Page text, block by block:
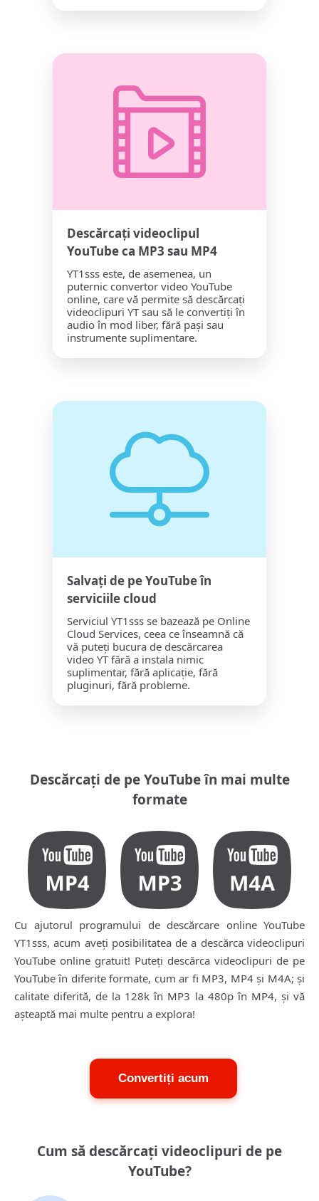
Descărcați videoclipul
YouTube ca MP3 sau MP4
YT1sss este, de asemenea, un
puternic convertor video YouTube
online, care vă permite să descărcați
videoclipuri YT sau să le convertiți în
audio în mod liber, fără pași sau
instrumente suplimentare.
Salvați de pe YouTube în
serviciile cloud
Serviciul YT1sss se bazează pe Online
Cloud Services, ceea ce înseamnă că
vă puteți bucura de descărcarea
video YT fără a instala nimic
suplimentar, fără aplicație, fără
pluginuri, fără probleme.
Descărcați de pe YouTube în mai multe
formate
Cu ajutorul programului de descărcare online YouTube
YT1sss, acum aveți posibilitatea de a descărca videoclipuri
YouTube online gratuit! Puteți descărca videoclipuri de pe
YouTube în diferite formate, cum ar fi MP3, MP4 și M4A; și
calitate diferită, de la 128k în MP3 la 480p în MP4, și vă
așteaptă mai multe pentru a explora!
Convertiți acum
Cum să descărcați videoclipuri de pe
YouTube?